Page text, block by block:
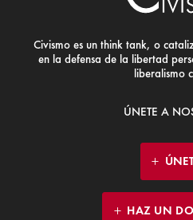
Civismo es un think tank, o
en la defensa de la libertad
liberalismo
ÚNETE A
HAZ UN